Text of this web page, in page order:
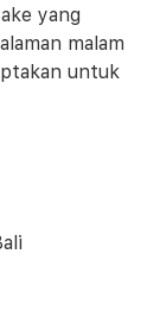
yang
malam
untuk